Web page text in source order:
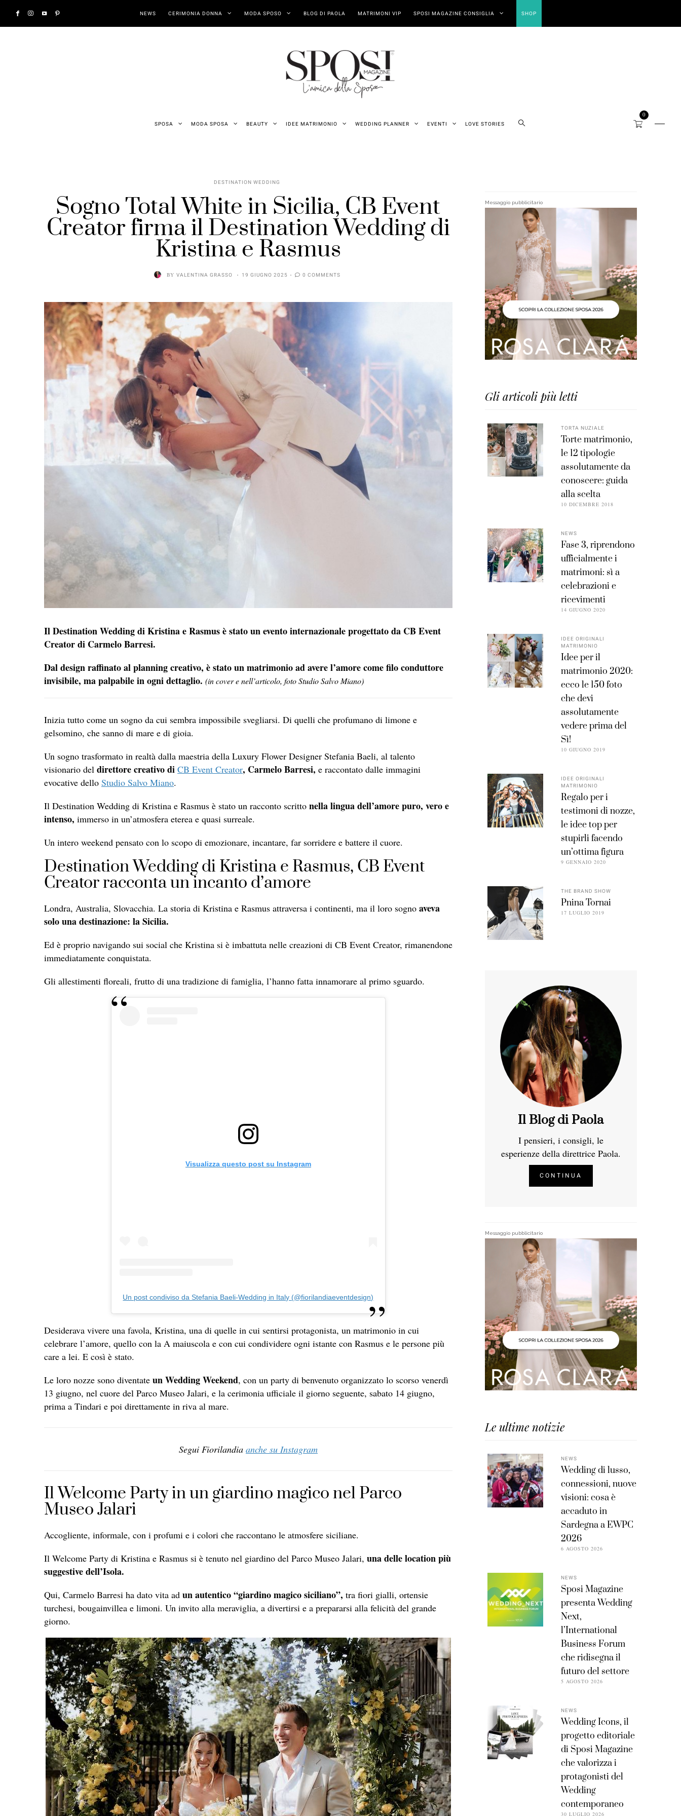
NEWS CERIMONIA DONNA MODA SPOSO BLOG DI PAOLA MATRIMONI VIP SPOSI MAGAZINE CONSIGLIA SHOP
SPOSA MODA SPOSA BEAUTY IDEE MATRIMONIO WEDDING PLANNER EVENTI LOVE STORIES
0
DESTINATION WEDDING
Sogno Total White in Sicilia, CB Event
Creator firma il Destination Wedding di
Kristina e Rasmus
BY VALENTINA GRASSO 19 GIUGNO 2025 0 COMMENTS
Il Destination Wedding di Kristina e Rasmus è stato un evento internazionale progettato da CB Event
Creator di Carmelo Barresi.
Dal design raffinato al planning creativo, è stato un matrimonio ad avere l’amore come filo conduttore
invisibile, ma palpabile in ogni dettaglio. (in cover e nell’articolo, foto Studio Salvo Miano)
Inizia tutto come un sogno da cui sembra impossibile svegliarsi. Di quelli che profumano di limone e
gelsomino, che sanno di mare e di gioia.
Un sogno trasformato in realtà dalla maestria della Luxury Flower Designer Stefania Baeli, al talento
visionario del direttore creativo di CB Event Creator, Carmelo Barresi, e raccontato dalle immagini
evocative dello Studio Salvo Miano.
Il Destination Wedding di Kristina e Rasmus è stato un racconto scritto nella lingua dell’amore puro, vero e
intenso, immerso in un’atmosfera eterea e quasi surreale.
Un intero weekend pensato con lo scopo di emozionare, incantare, far sorridere e battere il cuore.
Destination Wedding di Kristina e Rasmus, CB Event
Creator racconta un incanto d’amore
Londra, Australia, Slovacchia. La storia di Kristina e Rasmus attraversa i continenti, ma il loro sogno aveva
solo una destinazione: la Sicilia.
Ed è proprio navigando sui social che Kristina si è imbattuta nelle creazioni di CB Event Creator, rimanendone
immediatamente conquistata.
Gli allestimenti floreali, frutto di una tradizione di famiglia, l’hanno fatta innamorare al primo sguardo.
Visualizza questo post su Instagram
Un post condiviso da Stefania Baeli-Wedding in Italy (@fiorilandiaeventdesign)
Desiderava vivere una favola, Kristina, una di quelle in cui sentirsi protagonista, un matrimonio in cui
celebrare l’amore, quello con la A maiuscola e con cui condividere ogni istante con Rasmus e le persone più
care a lei. E così è stato.
Le loro nozze sono diventate un Wedding Weekend, con un party di benvenuto organizzato lo scorso venerdì
13 giugno, nel cuore del Parco Museo Jalari, e la cerimonia ufficiale il giorno seguente, sabato 14 giugno,
prima a Tindari e poi direttamente in riva al mare.
Segui Fiorilandia anche su Instagram
Il Welcome Party in un giardino magico nel Parco
Museo Jalari
Accogliente, informale, con i profumi e i colori che raccontano le atmosfere siciliane.
Il Welcome Party di Kristina e Rasmus si è tenuto nel giardino del Parco Museo Jalari, una delle location più
suggestive dell’Isola.
Qui, Carmelo Barresi ha dato vita ad un autentico “giardino magico siciliano”, tra fiori gialli, ortensie
turchesi, bougainvillea e limoni. Un invito alla meraviglia, a divertirsi e a prepararsi alla felicità del grande
giorno.
Messaggio pubblicitario
Gli articoli più letti
TORTA NUZIALE
Torte matrimonio,
le 12 tipologie
assolutamente da
conoscere: guida
alla scelta
10 DICEMBRE 2018
NEWS
Fase 3, riprendono
ufficialmente i
matrimoni: sì a
celebrazioni e
ricevimenti
14 GIUGNO 2020
IDEE ORIGINALI
MATRIMONIO
Idee per il
matrimonio 2020:
ecco le 150 foto
che devi
assolutamente
vedere prima del
Sì!
10 GIUGNO 2019
IDEE ORIGINALI
MATRIMONIO
Regalo per i
testimoni di nozze,
le idee top per
stupirli facendo
un’ottima figura
9 GENNAIO 2020
THE BRAND SHOW
Pnina Tornai
17 LUGLIO 2019
Il Blog di Paola
I pensieri, i consigli, le
esperienze della direttrice Paola.
CONTINUA
Messaggio pubblicitario
Le ultime notizie
NEWS
Wedding di lusso,
connessioni, nuove
visioni: cosa è
accaduto in
Sardegna a EWPC
2026
6 AGOSTO 2026
NEWS
Sposi Magazine
presenta Wedding
Next,
l’International
Business Forum
che ridisegna il
futuro del settore
5 AGOSTO 2026
NEWS
Wedding Icons, il
progetto editoriale
di Sposi Magazine
che valorizza i
protagonisti del
Wedding
contemporaneo
30 LUGLIO 2026